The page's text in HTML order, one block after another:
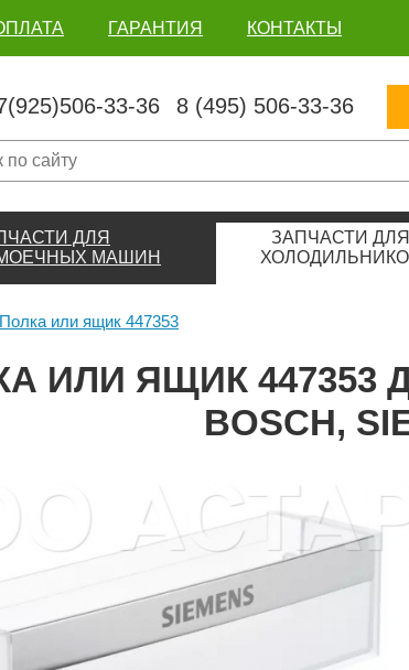
ГАРАНТИЯ КОНТАКТЫ
33-36 8 (495) 506-33-36
ДЛЯ
МАШИН
ЗАПЧАСТИ ДЛЯ
Полка или ящик 447353
ИЛИ ЯЩИК
BOSCH,